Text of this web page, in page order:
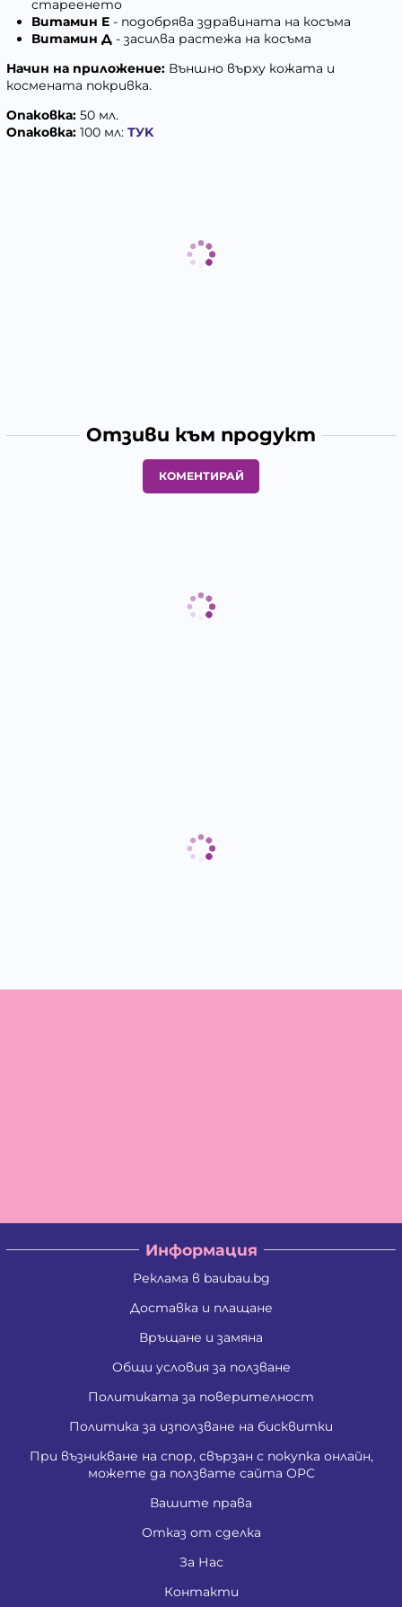
стареенето
Витамин Е - подобрява здравината на косъма
Витамин Д - засилва растежа на косъма
Начин на приложение: Външно върху кожата и
космената покривка.
Опаковка: 50 мл.
Опаковка: 100 мл: ТУK
Отзиви към продукт
КОМЕНТИРАЙ
Информация
Реклама в baubau.bg
Доставка и плащане
Връщане и замяна
Общи условия за ползване
Политиката за поверителност
Политика за използване на бисквитки
При възникване на спор, свързан с покупка онлайн,
можете да ползвате сайта ОРС
Вашите права
Отказ от сделка
За Нас
Контакти